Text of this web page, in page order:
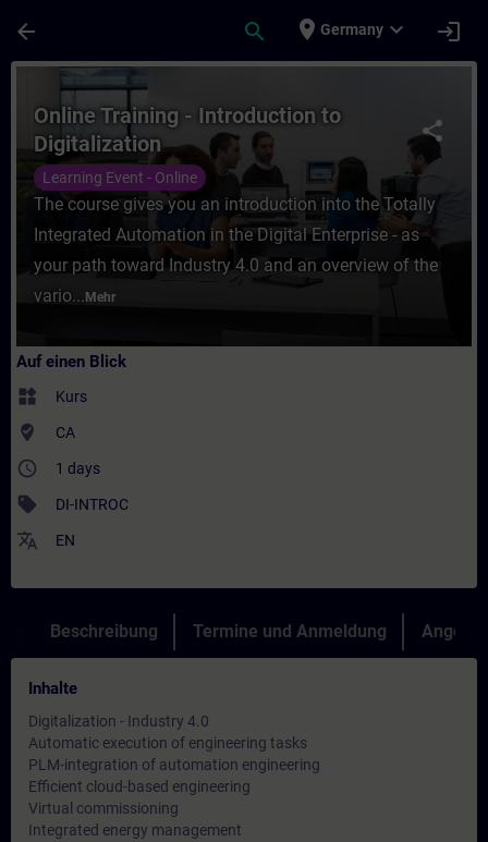
arrow_back search place Germany expand_more login
Kurs - Online Training - Introduction to
share
Online Training - Introduction to
Digitalization
Learning Event - Online
The course gives you an introduction into the Totally
Integrated Automation in the Digital Enterprise - as
your path toward Industry 4.0 and an overview of the
vario... Mehr
Auf einen Blick
widgets Kurs
where_to_vote CA
access_time 1 days
sell DI-INTROC
translate EN
Beschreibung Termine und Anmeldung Angebot
Inhalte
Digitalization - Industry 4.0
Automatic execution of engineering tasks
PLM-integration of automation engineering
Efficient cloud-based engineering
Virtual commissioning
Integrated energy management